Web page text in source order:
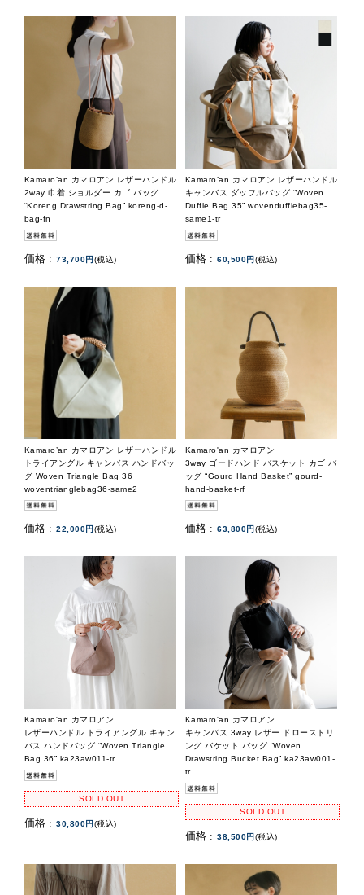
Kamaro’an カマロアン レザーハンドル
2way 巾着 ショルダー カゴ バッグ
“Koreng Drawstring Bag” koreng-d-
bag-fn
価格 : 73,700円(税込)
Kamaro’an カマロアン レザーハンドル
キャンバス ダッフルバッグ “Woven
Duffle Bag 35” wovendufflebag35-
same1-tr
価格 : 60,500円(税込)
Kamaro’an カマロアン レザーハンドル
トライアングル キャンバス ハンドバッ
グ Woven Triangle Bag 36
woventrianglebag36-same2
価格 : 22,000円 (税込)
Kamaro'an カマロアン
3way ゴードハンド バスケット カゴ バ
ッグ “Gourd Hand Basket” gourd-
hand-basket-rf
価格 : 63,800円 (税込)
Kamaro'an カマロアン
レザーハンドル トライアングル キャン
バス ハンドバッグ “Woven Triangle
Bag 36” ka23aw011-tr
SOLD OUT
価格 : 30,800円(税込)
Kamaro'an カマロアン
キャンバス 3way レザー ドローストリ
ング バケット バッグ “Woven
Drawstring Bucket Bag” ka23aw001-
tr
SOLD OUT
価格 : 38,500円(税込)